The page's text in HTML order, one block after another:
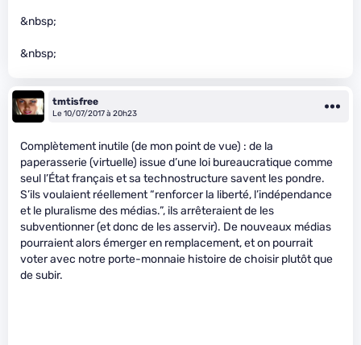
&nbsp;
&nbsp;
tmtisfree
Le 10/07/2017 à 20h23
Complètement inutile (de mon point de vue) : de la
paperasserie (virtuelle) issue d’une loi bureaucratique comme
seul l’État français et sa technostructure savent les pondre.
S’ils voulaient réellement “renforcer la liberté, l’indépendance
et le pluralisme des médias.”, ils arrêteraient de les
subventionner (et donc de les asservir). De nouveaux médias
pourraient alors émerger en remplacement, et on pourrait
voter avec notre porte-monnaie histoire de choisir plutôt que
de subir.